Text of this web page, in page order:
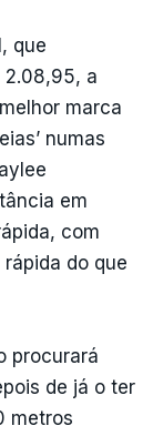
que
2.08,95, a
marca
numas
em
com
do que
procurará
de já o ter
metros